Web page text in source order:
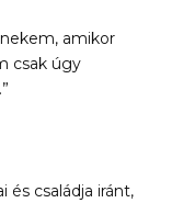
amikor
csak úgy
és családja iránt,